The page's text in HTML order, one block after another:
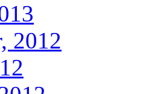
2012